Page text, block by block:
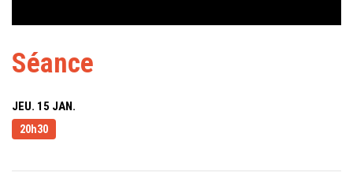
Séance
JEU. 15 JAN.
20h30